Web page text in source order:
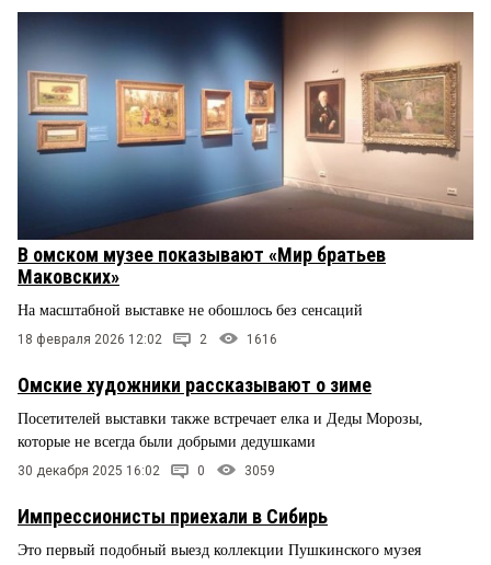
В омском музее показывают «Мир братьев
Маковских»
На масштабной выставке не обошлось без сенсаций
18 февраля 2026 12:02 2 1616
Омские художники рассказывают о зиме
Посетителей выставки также встречает елка и Деды Морозы,
которые не всегда были добрыми дедушками
30 декабря 2025 16:02 0 3059
Импрессионисты приехали в Сибирь
Это первый подобный выезд коллекции Пушкинского музея